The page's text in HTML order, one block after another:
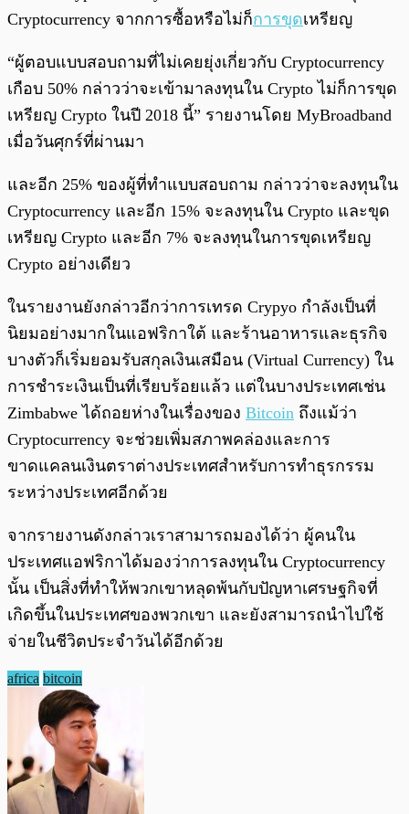
Cryptocurrency จากการซื้อหรือไม่ก็การขุดเหรียญ
“ผู้ตอบแบบสอบถามที่ไม่เคยยุ่งเกี่ยวกับ Cryptocurrency
เกือบ 50% กล่าวว่าจะเข้ามาลงทุนใน Crypto ไม่ก็การขุด
เหรียญ Crypto ในปี 2018 นี้” รายงานโดย MyBroadband
เมื่อวันศุกร์ที่ผ่านมา
และอีก 25% ของผู้ที่ทำแบบสอบถาม กล่าวว่าจะลงทุนใน
Cryptocurrency และอีก 15% จะลงทุนใน Crypto และขุด
เหรียญ Crypto และอีก 7% จะลงทุนในการขุดเหรียญ
Crypto อย่างเดียว
ในรายงานยังกล่าวอีกว่าการเทรด Crypyo กำลังเป็นที่
นิยมอย่างมากในแอฟริกาใต้ และร้านอาหารและธุรกิจ
บางตัวก็เริ่มยอมรับสกุลเงินเสมือน (Virtual Currency) ใน
การชำระเงินเป็นที่เรียบร้อยแล้ว แต่ในบางประเทศเช่น
Zimbabwe ได้ถอยห่างในเรื่องของ Bitcoin ถึงแม้ว่า
Cryptocurrency จะช่วยเพิ่มสภาพคล่องและการ
ขาดแคลนเงินตราต่างประเทศสำหรับการทำธุรกรรม
ระหว่างประเทศอีกด้วย
จากรายงานดังกล่าวเราสามารถมองได้ว่า ผู้คนใน
ประเทศแอฟริกาได้มองว่าการลงทุนใน Cryptocurrency
นั้น เป็นสิ่งที่ทำให้พวกเขาหลุดพ้นกับปัญหาเศรษฐกิจที่
เกิดขึ้นในประเทศของพวกเขา และยังสามารถนำไปใช้
จ่ายในชีวิตประจำวันได้อีกด้วย
africa bitcoin